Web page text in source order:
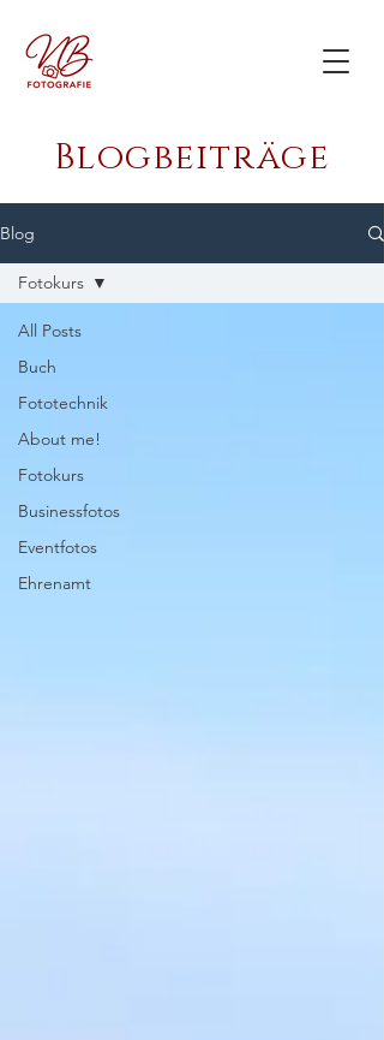
Blogbeiträge
Blog
All Posts
Buch
Fototechnik
About me!
Fotokurs
Businessfotos
Eventfotos
Ehrenamt
Fotokurs